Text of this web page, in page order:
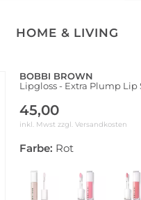
HOME & LIVING
BOBBI BROWN
Lipgloss - Extra Plump Lip
45,00
inkl. Mwst zzgl. Versandkosten
Farbe: Rot